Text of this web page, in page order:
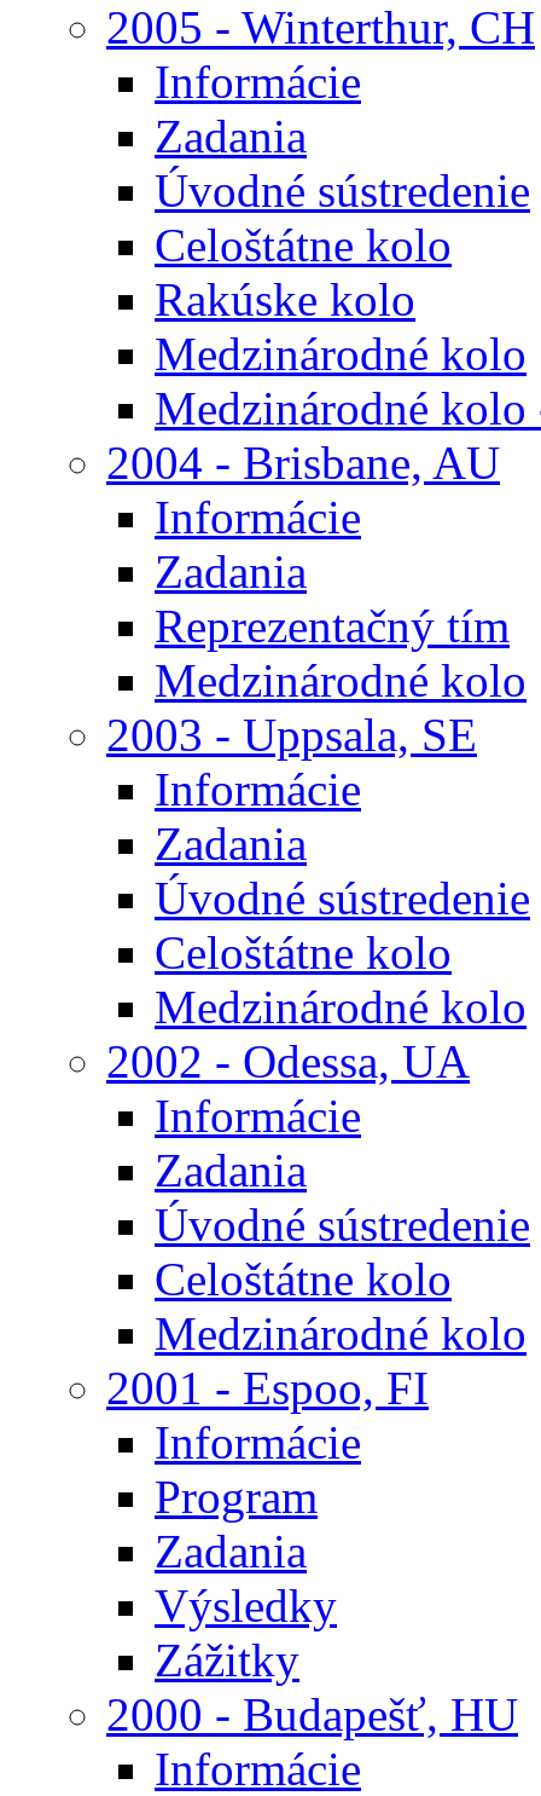
2005 - Winterthur, CH
Informácie
Zadania
Úvodné sústredenie
Celoštátne kolo
Rakúske kolo
Medzinárodné kolo
Medzinárodné kolo
2004 - Brisbane, AU
Informácie
Zadania
Reprezentačný tím
Medzinárodné kolo
2003 - Uppsala, SE
Informácie
Zadania
Úvodné sústredenie
Celoštátne kolo
Medzinárodné kolo
2002 - Odessa, UA
Informácie
Zadania
Úvodné sústredenie
Celoštátne kolo
Medzinárodné kolo
2001 - Espoo, FI
Informácie
Program
Zadania
Výsledky
Zážitky
2000 - Budapešť, HU
Informácie